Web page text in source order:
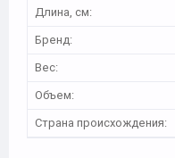
Длина, см:
Бренд:
Вес:
Объем:
Страна происхождения: